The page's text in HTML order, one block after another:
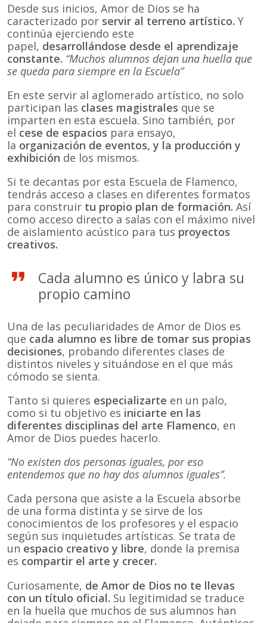
Desde sus inicios, Amor de Dios se ha
caracterizado por servir al terreno artístico. Y
continúa ejerciendo este
papel, desarrollándose desde el aprendizaje
constante. “Muchos alumnos dejan una huella que
se queda para siempre en la Escuela”
En este servir al aglomerado artístico, no solo
participan las clases magistrales que se
imparten en esta escuela. Sino también, por
el cese de espacios para ensayo,
la organización de eventos, y la producción y
exhibición de los mismos.
Si te decantas por esta Escuela de Flamenco,
tendrás acceso a clases en diferentes formatos
para construir tu propio plan de formación. Así
como acceso directo a salas con el máximo nivel
de aislamiento acústico para tus proyectos
creativos.
Cada alumno es único y labra su
propio camino
Una de las peculiaridades de Amor de Dios es
que cada alumno es libre de tomar sus propias
decisiones, probando diferentes clases de
distintos niveles y situándose en el que más
cómodo se sienta.
Tanto si quieres especializarte en un palo,
como si tu objetivo es iniciarte en las
diferentes disciplinas del arte Flamenco, en
Amor de Dios puedes hacerlo.
“No existen dos personas iguales, por eso
entendemos que no hay dos alumnos iguales”.
Cada persona que asiste a la Escuela absorbe
de una forma distinta y se sirve de los
conocimientos de los profesores y el espacio
según sus inquietudes artísticas. Se trata de
un espacio creativo y libre, donde la premisa
es compartir el arte y crecer.
Curiosamente, de Amor de Dios no te llevas
con un título oficial. Su legitimidad se traduce
en la huella que muchos de sus alumnos han